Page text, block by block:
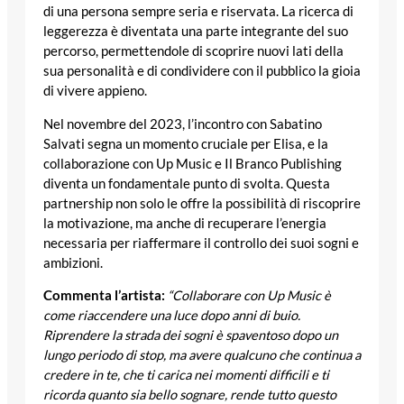
di una persona sempre seria e riservata. La ricerca di
leggerezza è diventata una parte integrante del suo
percorso, permettendole di scoprire nuovi lati della
sua personalità e di condividere con il pubblico la gioia
di vivere appieno.
Nel novembre del 2023, l’incontro con Sabatino
Salvati segna un momento cruciale per Elisa, e la
collaborazione con Up Music e Il Branco Publishing
diventa un fondamentale punto di svolta. Questa
partnership non solo le offre la possibilità di riscoprire
la motivazione, ma anche di recuperare l’energia
necessaria per riaffermare il controllo dei suoi sogni e
ambizioni.
Commenta l’artista: “Collaborare con Up Music è
come riaccendere una luce dopo anni di buio.
Riprendere la strada dei sogni è spaventoso dopo un
lungo periodo di stop, ma avere qualcuno che continua a
credere in te, che ti carica nei momenti difficili e ti
ricorda quanto sia bello sognare, rende tutto questo